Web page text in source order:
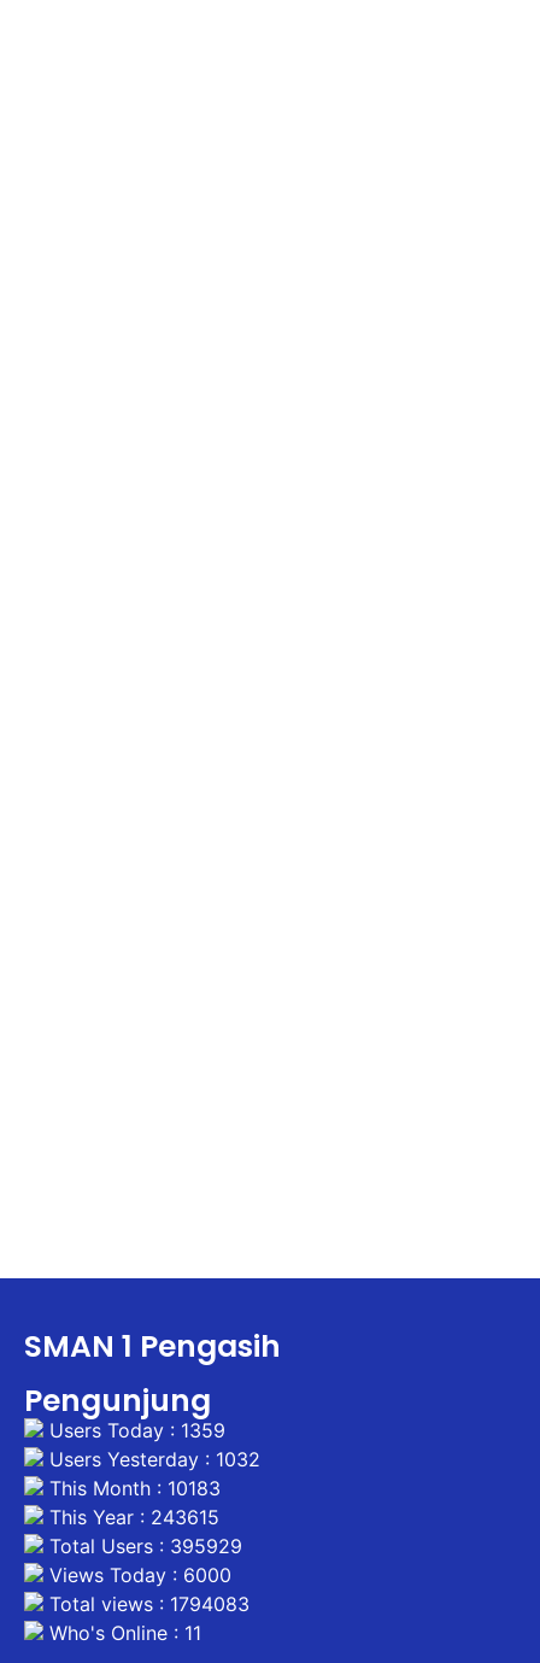
SMAN 1 Pengasih
Pengunjung
Users Today : 1359
Users Yesterday : 1032
This Month : 10183
This Year : 243615
Total Users : 395929
Views Today : 6000
Total views : 1794083
Who's Online : 11